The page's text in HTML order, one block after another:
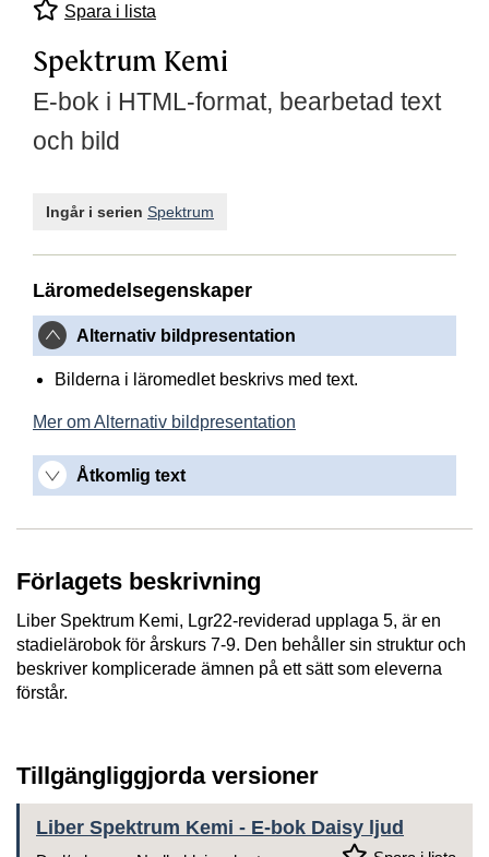
Spara i lista
Spektrum Kemi
E-bok i HTML-format, bearbetad text
och bild
Ingår i serien Spektrum
Läromedelsegenskaper
Alternativ bildpresentation
Bilderna i läromedlet beskrivs med text.
Mer om Alternativ bildpresentation
Åtkomlig text
Förlagets beskrivning
Liber Spektrum Kemi, Lgr22-reviderad upplaga 5, är en
stadielärobok för årskurs 7-9. Den behåller sin struktur och
beskriver komplicerade ämnen på ett sätt som eleverna
förstår.
Tillgängliggjorda versioner
Liber Spektrum Kemi - E-bok Daisy ljud